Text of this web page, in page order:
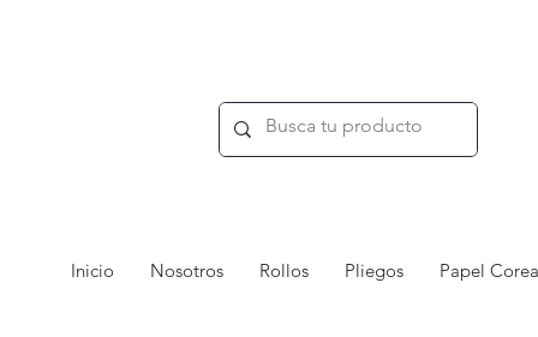
Inicio Nosotros Rollos Pliegos Papel